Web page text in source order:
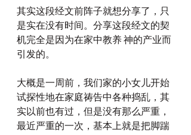
其实这段经文前阵子就想分享了，只
是实在没有时间。分享这段经文的契
机完全是因为在家中教养 神的产业而
引发的。
大概是一周前，我们家的小女儿开始
试探性地在家庭祷告中各种捣乱，其
实以前也有过，但是没有那么严重，
最近严重的一次，基本上就是把脚踹